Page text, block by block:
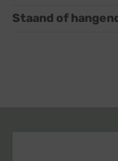
Staand of